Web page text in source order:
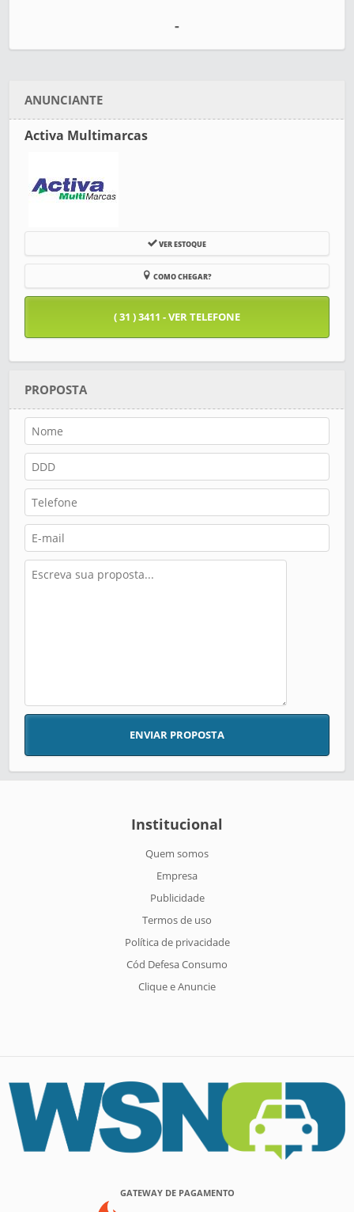
-
ANUNCIANTE
Activa Multimarcas
VER ESTOQUE
COMO CHEGAR?
( 31 ) 3411 - VER TELEFONE
PROPOSTA
ENVIAR PROPOSTA
Institucional
Quem somos
Empresa
Publicidade
Termos de uso
Política de privacidade
Cód Defesa Consumo
Clique e Anuncie
GATEWAY DE PAGAMENTO